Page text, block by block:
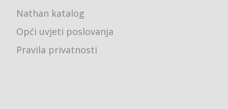
Nathan katalog
Opći uvjeti poslovanja
Pravila privatnosti